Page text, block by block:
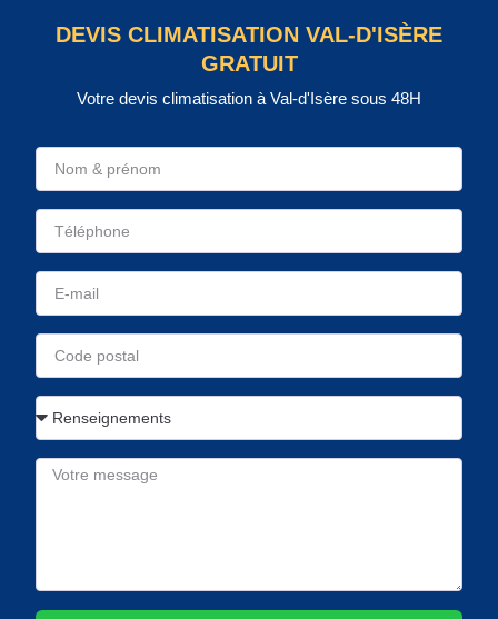
DEVIS CLIMATISATION VAL-D'ISÈRE
GRATUIT
Votre devis climatisation à Val-d'Isère sous 48H